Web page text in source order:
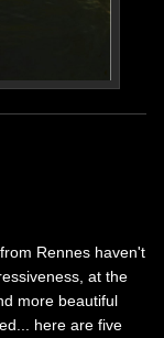
Rennes haven't
at the
more beautiful
here are five